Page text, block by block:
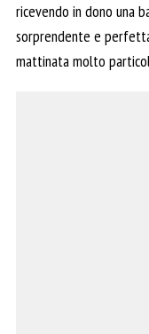
ricevendo in dono una
sorprendente e
mattinata molto